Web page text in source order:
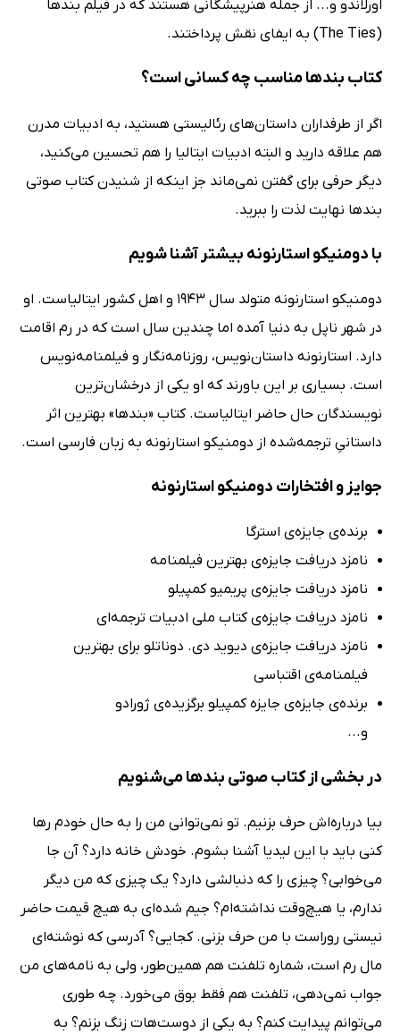
اورلاندو و... از جمله هنرپیشگانی هستند که در فیلم بندها
(The Ties) به ایفای نقش پرداختند.
کتاب بندها مناسب چه کسانی است؟
اگر از طرفداران داستان‌های رئالیستی هستید، به ادبیات مدرن
هم علاقه دارید و البته ادبیات ایتالیا را هم تحسین می‌کنید،
دیگر حرفی برای گفتن نمی‌ماند جز اینکه از شنیدن کتاب صوتی
بندها نهایت لذت را ببرید.
با دومنیکو استارنونه بیشتر آشنا شویم
دومنیکو استارنونه متولد سال 1943 و اهل کشور ایتالیاست. او
در شهر ناپل به دنیا آمده اما چندین سال است که در رم اقامت
دارد. استارنونه داستان‌نویس، روزنامه‌نگار و فیلمنامه‌نویس
است. بسیاری بر این باورند که او یکی از درخشان‌ترین
نویسندگان حال حاضر ایتالیاست. کتاب «بندها» بهترین اثر
داستانیِ ترجمه‌شده از دومنیکو استارنونه به زبان فارسی است.
جوایز و افتخارات دومنیکو استارنونه
برنده‌ی جایزه‌ی استرگا
نامزد دریافت جایزه‌ی بهترین فیلمنامه
نامزد دریافت جایزه‌ی پریمیو کمپیلو
نامزد دریافت جایزه‌ی کتاب ملی ادبیات ترجمه‌ای
نامزد دریافت جایزه‌ی دیوید دی. دوناتلو برای بهترین
فیلمنامه‌ی اقتباسی
برنده‌ی جایزه‌ی جایزه کمپیلو برگزیده‌ی ژورادو
و...
در بخشی از کتاب صوتی بندها می‌شنویم
بیا درباره‌اش حرف بزنیم. تو نمی‌توانی من را به حال خودم رها
کنی باید با این لیدیا آشنا بشوم. خودش خانه دارد؟ آن جا
می‌خوابی؟ چیزی را که دنبالشی دارد؟ یک چیزی که من دیگر
ندارم، یا هیچ‌وقت نداشته‌ام؟ جیم شده‌ای به هیچ قیمت حاضر
نیستی روراست با من حرف بزنی. کجایی؟ آدرسی که نوشته‌ای
مال رم است، شماره تلفنت هم همین‌طور، ولی به نامه‌های من
جواب نمی‌دهی، تلفنت هم فقط بوق می‌خورد. چه طوری
می‌توانم پیدایت کنم؟ به یکی از دوست‌هات زنگ بزنم؟ به